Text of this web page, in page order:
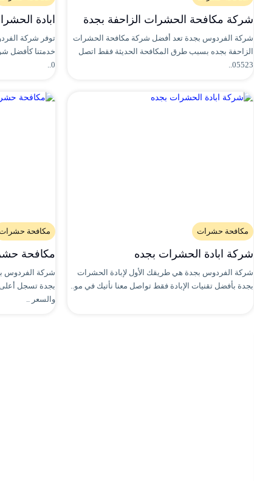
شركة مكافحة الحشرات الزاحفة بجدة
شركة الفردوس بجدة تعد أفضل شركة مكافحة الحشرات
الزاحفة بجده بسبب طرق المكافحة الحديثة فقط اتصل
05523..
ابادة الحشرات
توفر شركة
خدمتنا كأفضل
0..
مكافحة حشرات
شركة ابادة الحشرات بجده
شركة الفردوس بجدة هي طريقك الأول لإبادة الحشرات
بجدة بأفضل تقنيات الإبادة فقط تواصل معنا نأتيك في مو..
مكافحة
مكافحة
شركة الفردوس
بجدة تسجل أعلى
والسعر ..